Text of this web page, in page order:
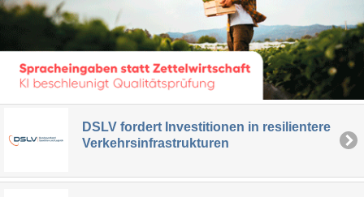
DSLV fordert Investitionen in resilientere
Verkehrsinfrastrukturen